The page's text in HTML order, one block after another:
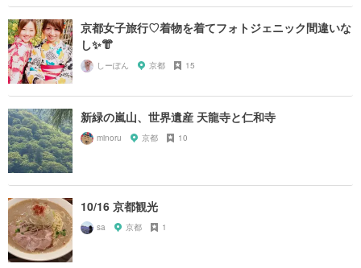
京都女子旅行♡着物を着てフォトジェニック間違いな
し✨👘
しーぽん 京都 15
新緑の嵐山、世界遺産 天龍寺と仁和寺
minoru 京都 10
10/16 京都観光
sa 京都 1